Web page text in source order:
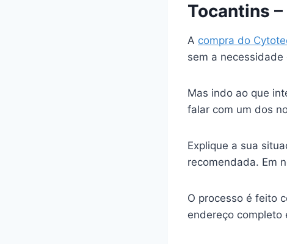
Tocantins –
A compra do
sem a
Mas indo ao que
falar com um dos
Explique a sua
recomendada. Em
O processo é feito
endereço completo